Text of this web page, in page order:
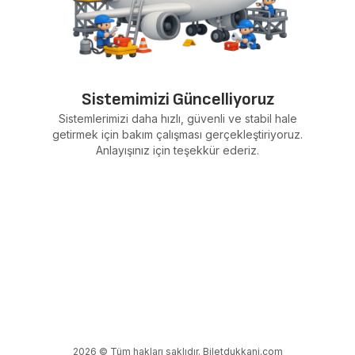
Sistemimizi Güncelliyoruz
Sistemlerimizi daha hızlı, güvenli ve stabil hale
getirmek için bakım çalışması gerçekleştiriyoruz.
Anlayışınız için teşekkür ederiz.
2026 © Tüm hakları saklıdır. Biletdukkani.com